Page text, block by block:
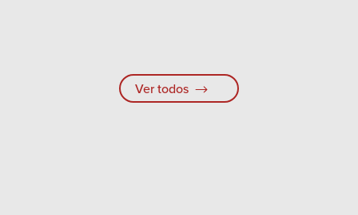
Ver todos